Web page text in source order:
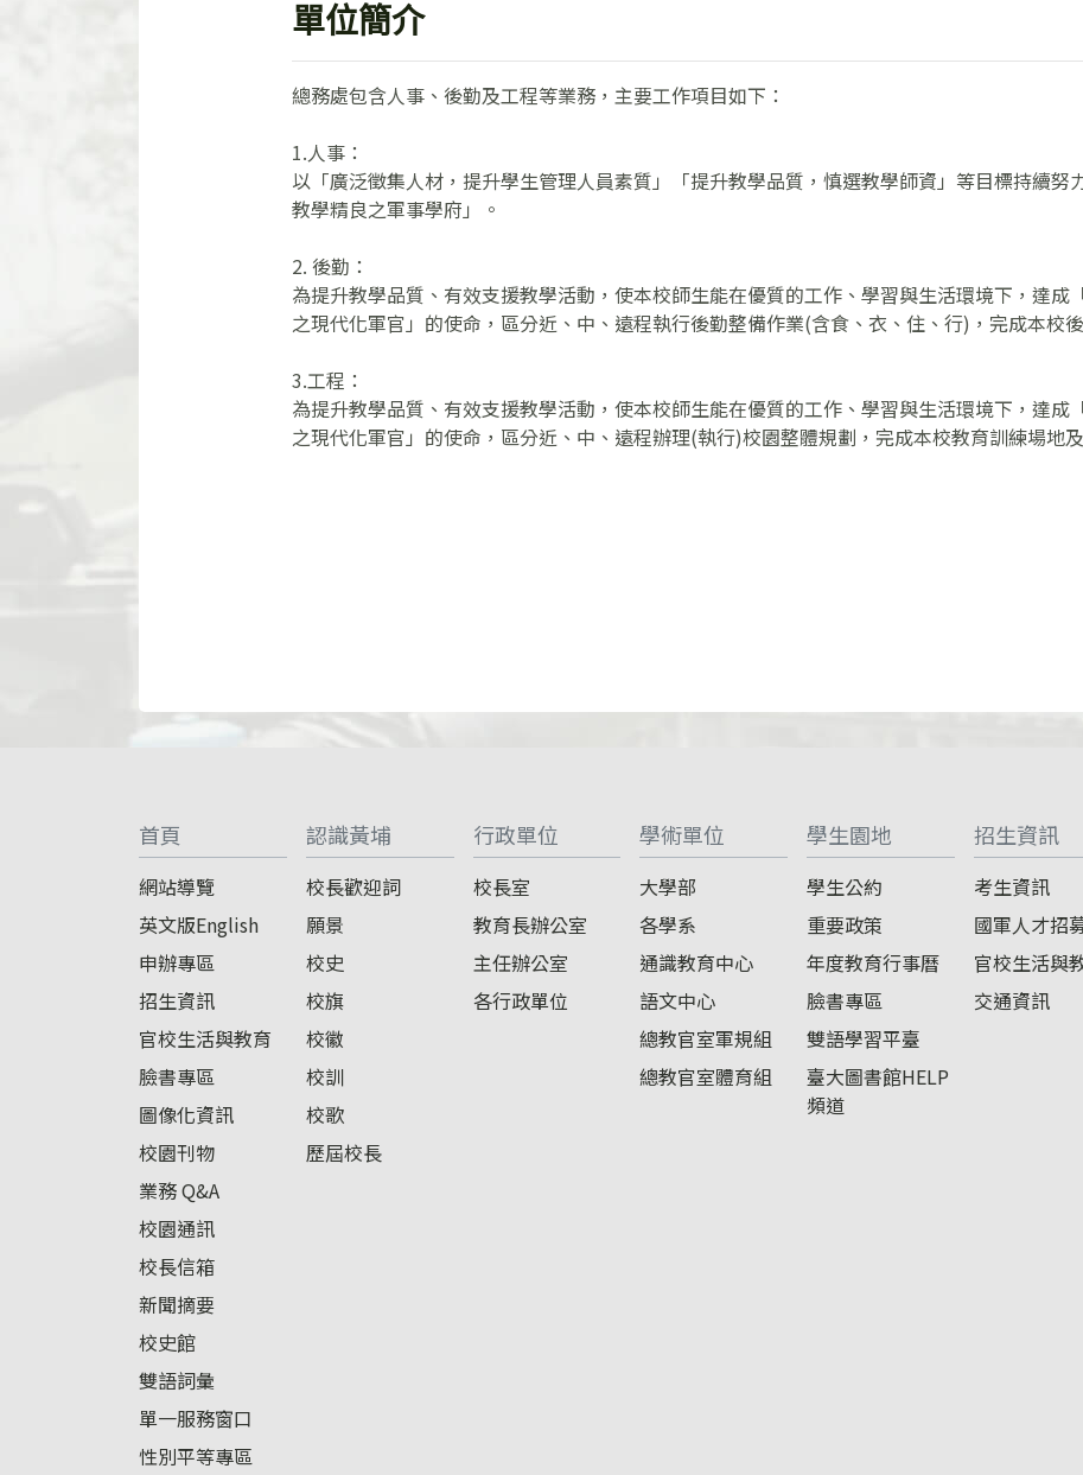
單位簡介
總務處包含人事、後勤及工程等業務，主要工作項目如下：
1.人事：
以「廣泛徵集人材，提升學生管理人員素質」「提升教學品質，慎選教學師資」等目標持續努
教學精良之軍事學府」。
2. 後勤：
為提升教學品質、有效支援教學活動，使本校師生能在優質的工作、學習與生活環境下，達成
之現代化軍官」的使命，區分近、中、遠程執行後勤整備作業(含食、衣、住、行)，完成本校
3.工程：
為提升教學品質、有效支援教學活動，使本校師生能在優質的工作、學習與生活環境下，達成
之現代化軍官」的使命，區分近、中、遠程辦理(執行)校園整體規劃，完成本校教育訓練場地
首頁
網站導覽
英文版English
申辦專區
招生資訊
官校生活與教育
臉書專區
圖像化資訊
校園刊物
業務 Q&A
校園通訊
校長信箱
新聞摘要
校史館
雙語詞彙
單一服務窗口
性別平等專區
認識黃埔
校長歡迎詞
願景
校史
校旗
校徽
校訓
校歌
歷屆校長
行政單位
校長室
教育長辦公室
主任辦公室
各行政單位
學術單位
大學部
各學系
通識教育中心
語文中心
總教官室軍規組
總教官室體育組
學生園地
學生公約
重要政策
年度教育行事曆
臉書專區
雙語學習平臺
臺大圖書館HELP
頻道
招生資訊
考生資訊
國軍人才招
官校生活與
交通資訊